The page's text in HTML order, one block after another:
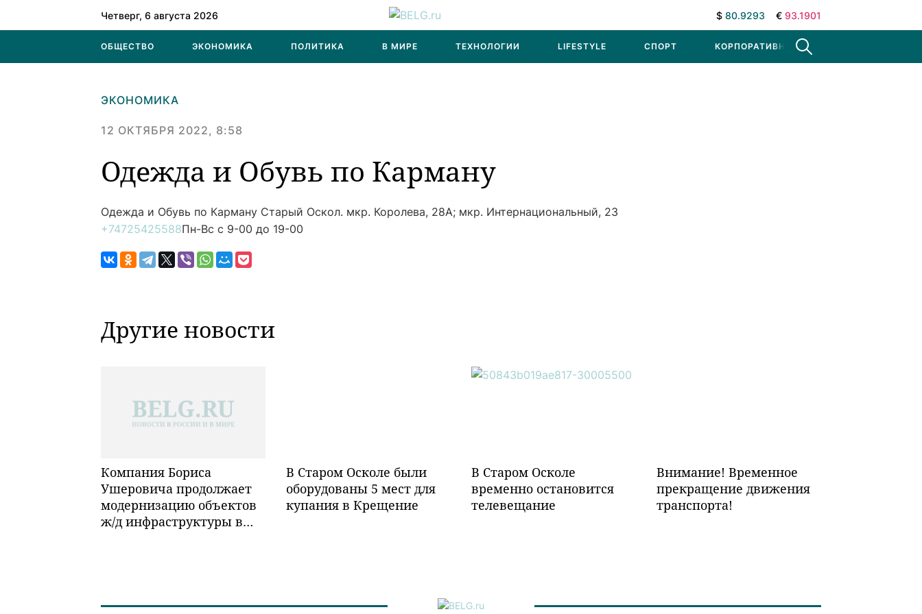
Четверг, 6 августа 2026 $ 80.9293 € 93.1901
ОБЩЕСТВО ЭКОНОМИКА ПОЛИТИКА В МИРЕ ТЕХНОЛОГИИ LIFESTYLE СПОРТ КОРПОРАТИВНЫЕ НОВОСТИ
ЭКОНОМИКА
12 ОКТЯБРЯ 2022, 8:58
Одежда и Обувь по Карману
Одежда и Обувь по Карману Старый Оскол. мкр. Королева, 28А; мкр. Интернациональный, 23
+74725425588Пн-Вс с 9-00 до 19-00
Другие новости
Компания Бориса
Ушеровича продолжает
модернизацию объектов
ж/д инфраструктуры в
В Старом Осколе были
оборудованы 5 мест для
купания в Крещение
В Старом Осколе
временно остановится
телевещание
Внимание! Временное
прекращение движения
транспорта!